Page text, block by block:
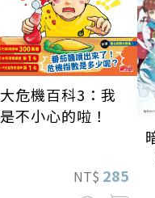
大危機百科3：我
是不小心的啦！
NT$ 285